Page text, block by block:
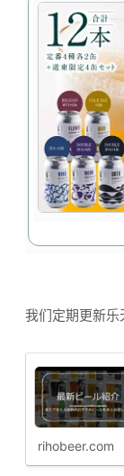
我们定期更新乐
rihobeer.com